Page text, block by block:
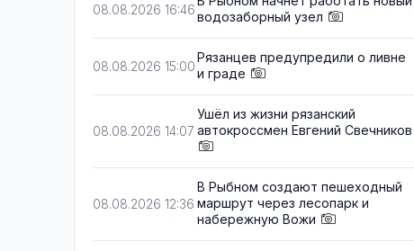
08.08.2026 16:46водозаборный узел
08.08.2026 15:00
Рязанцев предупредили о ливне
и граде
08.08.2026 14:07
Ушёл из жизни рязанский
автокроссмен Евгений Свечников
08.08.2026 12:36
В Рыбном создают пешеходный
маршрут через лесопарк и
набережную Вожи